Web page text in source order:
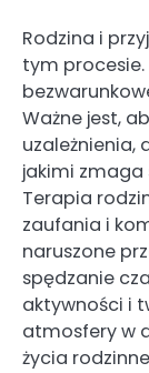
Rodzina i
tym procesie.
Ważne jest,
uzależnienia,
jakimi zmaga
Terapia
zaufania i
naruszone
spędzanie
aktywności i
atmosfery w
życia